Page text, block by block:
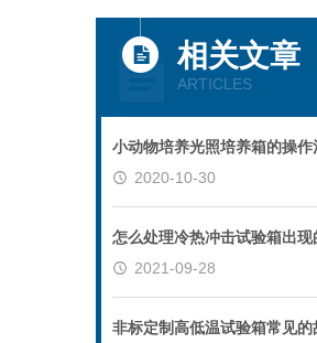
相关文章
ARTICLES
2020-10-30
2021-09-28